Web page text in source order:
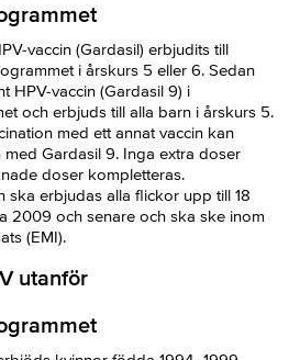
vaccin (Gardasil) erbjudits till
i årskurs 5 eller 6. Sedan
HPV-vaccin (Gardasil 9) i
och erbjuds till alla barn i årskurs 5.
med ett annat vaccin kan
Gardasil 9. Inga extra doser
doser kompletteras.
ska erbjudas alla flickor upp till 18
2009 och senare och ska ske inom
(EMI).
utanför